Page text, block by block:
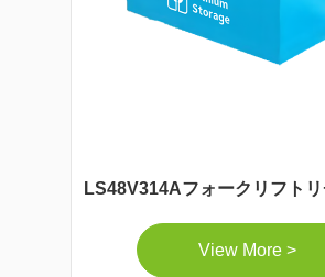
LS48V314Aフォークリフト
View More >